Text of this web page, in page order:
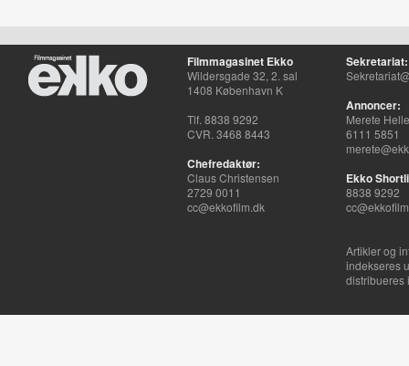
Filmmagasinet Ekko
Wildersgade 32, 2. sal
1408 København K
Tlf. 8838 9292
CVR. 3468 8443
Chefredaktør:
Claus Christensen
2729 0011
cc@ekkofilm.dk
Sekretariat:
Annoncer:
Merete
6111 5851
Ekko
8838 9292
Artikler og
indekseres
distribueres